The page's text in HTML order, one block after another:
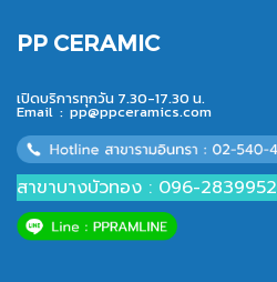
PP CERAMIC
เปิดบริการทุกวัน 7.30-17.30 น.
Email : pp@ppceramics.com
สาขาบางบัวทอง : 096-2839952